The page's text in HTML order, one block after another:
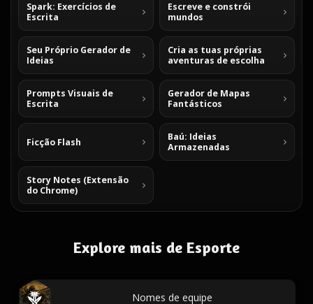
Spark: Exercícios de
Escrita
Escreve e constrói
mundos
Seu Próprio Gerador de
Ideias
Cria as tuas próprias
aventuras de escolha
Prompts Visuais de
Escrita
Gerador de Mapas
Fantásticos
Ficção Flash
Baú: Ideias
Armazenadas
Story Notes (Extensão
do Chrome)
Explore mais de Esporte
Nomes de equipe